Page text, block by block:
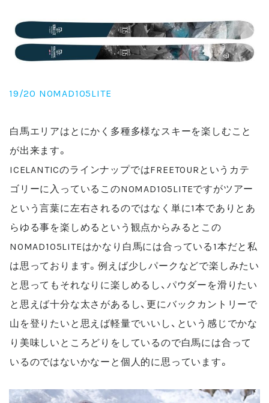
19/20 NOMAD105LITE
白馬エリアはとにかく多種多様なスキーを楽しむこと
が出来ます。
ICELANTICのラインナップではFREETOURというカテ
ゴリーに入っているこのNOMAD105LITEですがツアー
という言葉に左右されるのではなく単に1本でありとあ
らゆる事を楽しめるという観点からみるとこの
NOMAD105LITEはかなり白馬には合っている1本だと私
は思っております。例えば少しパークなどで楽しみたい
と思ってもそれなりに楽しめるし、パウダーを滑りたい
と思えば十分な太さがあるし、更にバックカントリーで
山を登りたいと思えば軽量でいいし、という感じでかな
り美味しいところどりをしているので白馬には合って
いるのではないかなーと個人的に思っています。